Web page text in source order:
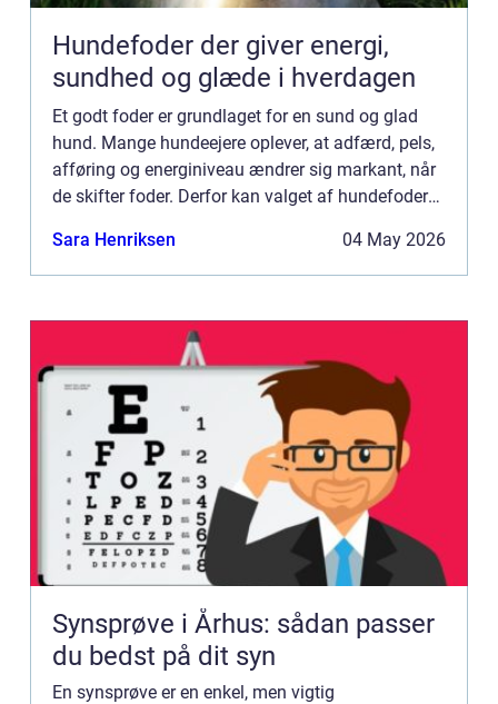
Hundefoder der giver energi,
sundhed og glæde i hverdagen
Et godt foder er grundlaget for en sund og glad
hund. Mange hundeejere oplever, at adfærd, pels,
afføring og energiniveau ændrer sig markant, når
de skifter foder. Derfor kan valget af hundefoder
sit...
Sara Henriksen 04 May 2026
Synsprøve i Århus: sådan passer
du bedst på dit syn
En synsprøve er en enkel, men vigtig